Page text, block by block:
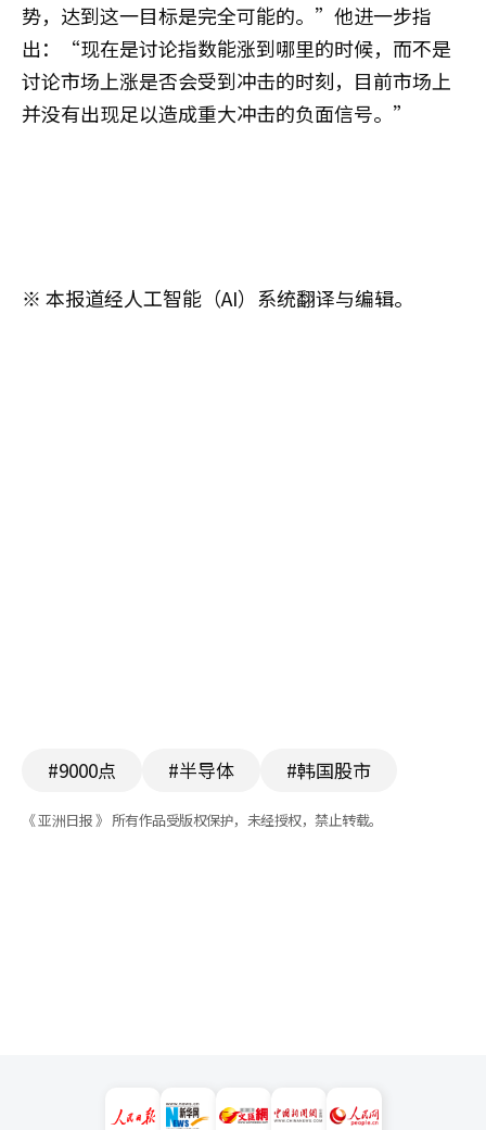
势，达到这一目标是完全可能的。”他进一步指
出：“现在是讨论指数能涨到哪里的时候，而不是
讨论市场上涨是否会受到冲击的时刻，目前市场上
并没有出现足以造成重大冲击的负面信号。”
※ 本报道经人工智能（AI）系统翻译与编辑。
#9000点 #半导体 #韩国股市
《 亚洲日报 》 所有作品受版权保护，未经授权，禁止转载。